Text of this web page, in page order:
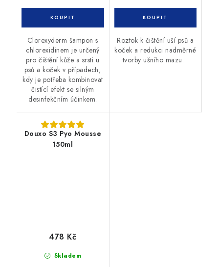
Clorexyderm šampon s
chlorexidinem je určený
pro čištění kůže a srsti u
psů a koček v případech,
kdy je potřeba kombinovat
čistící efekt se silným
desinfekčním účinkem.
Roztok k čištění uší psů a
koček a redukci nadměrné
tvorby ušního mazu.
Douxo S3 Pyo Mousse
150ml
Skladem
478 Kč